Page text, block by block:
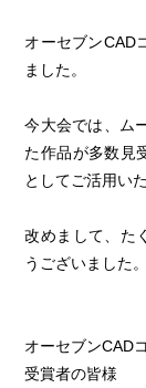
オーセブンCAD
ました。
今大会では、ム
た作品が多数見
としてご活用い
改めまして、た
うございました。
オーセブンCAD
受賞者の皆様